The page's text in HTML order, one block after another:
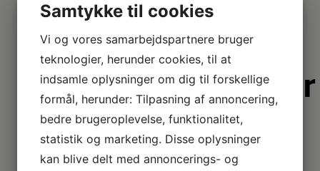
Derfor er
vi lidt
bedre
Samtykke til cookies
Vi og vores samarbejdspartnere bruger
teknologier, herunder cookies, til at
indsamle oplysninger om dig til forskellige
formål, herunder: Tilpasning af annoncering,
bedre brugeroplevelse, funktionalitet,
statistik og marketing. Disse oplysninger
kan blive delt med annoncerings- og